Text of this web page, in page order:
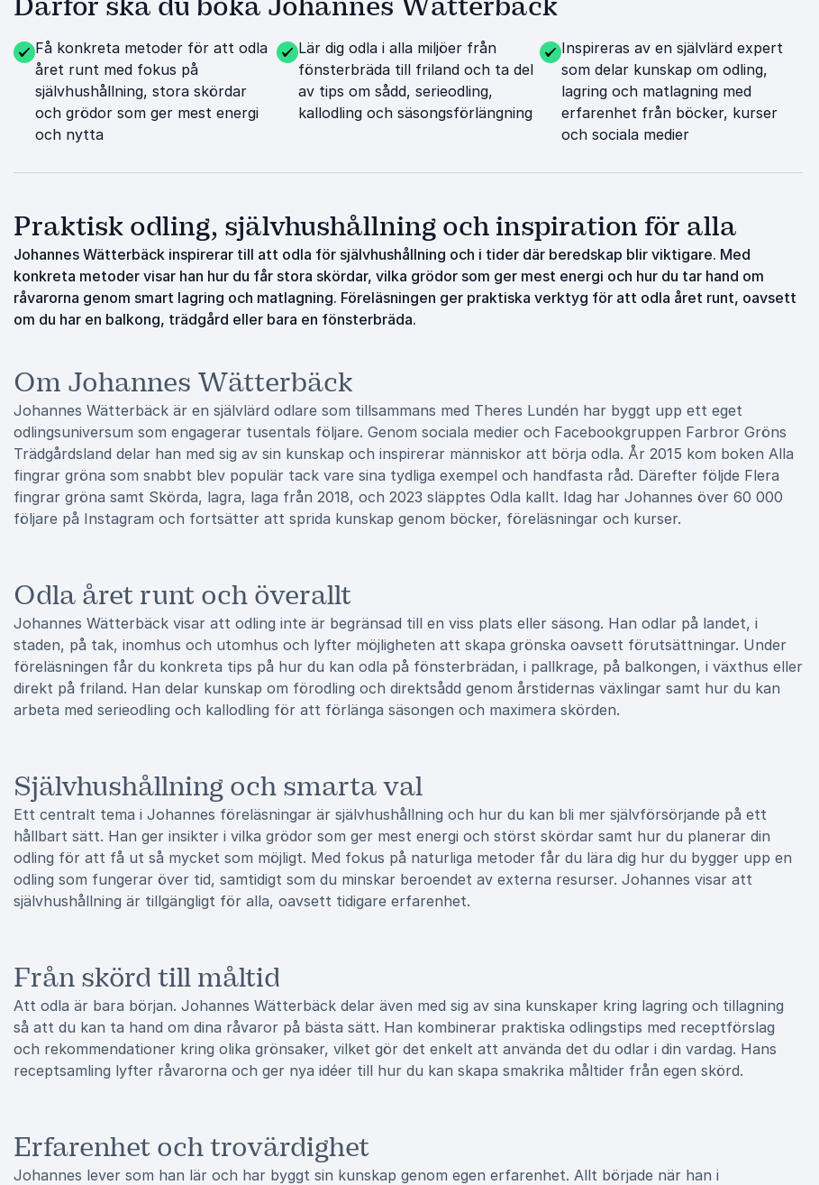
Få konkreta metoder för att odla
året runt med fokus på
självhushållning, stora skördar
och grödor som ger mest energi
och nytta
Lär dig odla i alla miljöer från
fönsterbräda till friland och ta del
av tips om sådd, serieodling,
kallodling och säsongsförlängning
Inspireras av en självlärd expert
som delar kunskap om odling,
lagring och matlagning med
erfarenhet från böcker, kurser
och sociala medier
Praktisk odling, självhushållning och inspiration för alla
Johannes Wätterbäck inspirerar till att odla för självhushållning och i tider där beredskap blir viktigare. Med
konkreta metoder visar han hur du får stora skördar, vilka grödor som ger mest energi och hur du tar hand om
råvarorna genom smart lagring och matlagning. Föreläsningen ger praktiska verktyg för att odla året runt, oavsett
om du har en balkong, trädgård eller bara en fönsterbräda.
Om Johannes Wätterbäck
Johannes Wätterbäck är en självlärd odlare som tillsammans med Theres Lundén har byggt upp ett eget
odlingsuniversum som engagerar tusentals följare. Genom sociala medier och Facebookgruppen Farbror Gröns
Trädgårdsland delar han med sig av sin kunskap och inspirerar människor att börja odla. År 2015 kom boken Alla
fingrar gröna som snabbt blev populär tack vare sina tydliga exempel och handfasta råd. Därefter följde Flera
fingrar gröna samt Skörda, lagra, laga från 2018, och 2023 släpptes Odla kallt. Idag har Johannes över 60 000
följare på Instagram och fortsätter att sprida kunskap genom böcker, föreläsningar och kurser.
Odla året runt och överallt
Johannes Wätterbäck visar att odling inte är begränsad till en viss plats eller säsong. Han odlar på landet, i
staden, på tak, inomhus och utomhus och lyfter möjligheten att skapa grönska oavsett förutsättningar. Under
föreläsningen får du konkreta tips på hur du kan odla på fönsterbrädan, i pallkrage, på balkongen, i växthus eller
direkt på friland. Han delar kunskap om förodling och direktsådd genom årstidernas växlingar samt hur du kan
arbeta med serieodling och kallodling för att förlänga säsongen och maximera skörden.
Självhushållning och smarta val
Ett centralt tema i Johannes föreläsningar är självhushållning och hur du kan bli mer självförsörjande på ett
hållbart sätt. Han ger insikter i vilka grödor som ger mest energi och störst skördar samt hur du planerar din
odling för att få ut så mycket som möjligt. Med fokus på naturliga metoder får du lära dig hur du bygger upp en
odling som fungerar över tid, samtidigt som du minskar beroendet av externa resurser. Johannes visar att
självhushållning är tillgängligt för alla, oavsett tidigare erfarenhet.
Från skörd till måltid
Att odla är bara början. Johannes Wätterbäck delar även med sig av sina kunskaper kring lagring och tillagning
så att du kan ta hand om dina råvaror på bästa sätt. Han kombinerar praktiska odlingstips med receptförslag
och rekommendationer kring olika grönsaker, vilket gör det enkelt att använda det du odlar i din vardag. Hans
receptsamling lyfter råvarorna och ger nya idéer till hur du kan skapa smakrika måltider från egen skörd.
Erfarenhet och trovärdighet
Johannes lever som han lär och har byggt sin kunskap genom egen erfarenhet. Allt började när han i